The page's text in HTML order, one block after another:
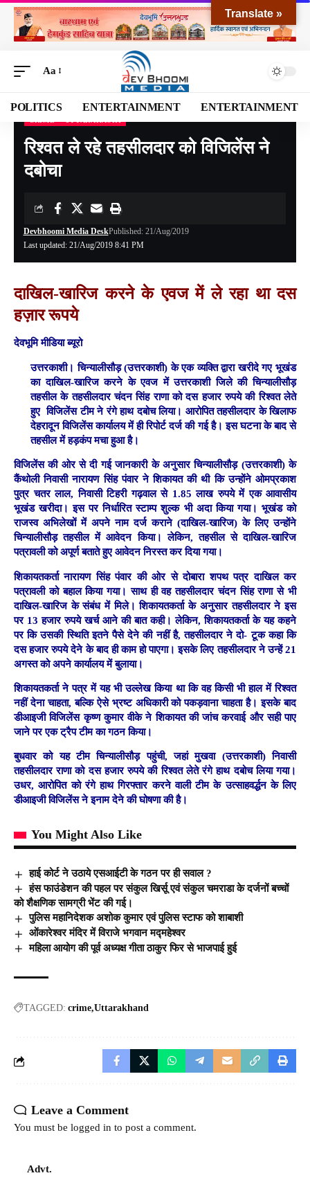
Aa
POLITICS ENTERTAINMENT ENTERTAINMENT
Devbhoomi Media>Blog>NATIONAL>UTTARAKHAND>UTTARAKASHI
रिश्‍वत ले रहे तहसीलदार को विजिलेंस ने
दबोचा
Last updated: 21/Aug/2019 8:41 PM
Devbhoomi Media DeskPublished: 21/Aug/2019
दाखिल-खारिज करने के एवज में ले रहा था दस
हज़ार रूपये
देवभूमि मीडिया ब्यूरो
उत्तरकाशी। चिन्यालीसौड़ (उत्तरकाशी) के एक व्यक्ति द्वारा खरीदे गए भूखंड
का दाखिल-खारिज करने के एवज में उत्तरकाशी जिले की चिन्यालीसौड़
तहसील के तहसीलदार चंदन सिंह राणा को दस हजार रुपये की रिश्वत लेते
हुए विजिलेंस टीम ने रंगे हाथ दबोच लिया। आरोपित तहसीलदार के खिलाफ
देहरादून विजिलेंस कार्यालय में ही रिपोर्ट दर्ज की गई है। इस घटना के बाद से
तहसील में हड़कंप मचा हुआ है।
विजिलेंस की ओर से दी गई जानकारी के अनुसार चिन्यालीसौड़ (उत्तरकाशी) के
कैंथोली निवासी नारायण सिंह पंवार ने शिकायत की थी कि उन्होंने ओमप्रकाश
पुत्र चतर लाल, निवासी टिहरी गढ़वाल से 1.85 लाख रुपये में एक आवासीय
भूखंड खरीदा। इस पर निर्धारित स्टाम्प शुल्क भी अदा किया गया। भूखंड को
राजस्व अभिलेखों में अपने नाम दर्ज कराने (दाखिल-खारिज) के लिए उन्होंने
चिन्यालीसौड़ तहसील में आवेदन किया। लेकिन, तहसील से दाखिल-खारिज
पत्रावली को अपूर्ण बताते हुए आवेदन निरस्त कर दिया गया।
शिकायतकर्ता नारायण सिंह पंवार की ओर से दोबारा शपथ पत्र दाखिल कर
पत्रावली को बहाल किया गया। साथ ही वह तहसीलदार चंदन सिंह राणा से भी
दाखिल-खारिज के संबंध में मिले। शिकायतकर्ता के अनुसार तहसीलदार ने इस
पर 13 हजार रुपये खर्च आने की बात कही। लेकिन, शिकायतकर्ता के यह कहने
पर कि उसकी स्थिति इतने पैसे देने की नहीं है, तहसीलदार ने दो- टूक कहा कि
दस हजार रुपये देने के बाद ही काम हो पाएगा। इसके लिए तहसीलदार ने उन्हें 21
अगस्त को अपने कार्यालय में बुलाया।
शिकायतकर्ता ने पत्र में यह भी उल्लेख किया था कि वह किसी भी हाल में रिश्वत
नहीं देना चाहता, बल्कि ऐसे भ्रष्ट अधिकारी को पकड़वाना चाहता है। इसके बाद
डीआइजी विजिलेंस कृष्ण कुमार वीके ने शिकायत की जांच करवाई और सही पाए
जाने पर एक ट्रैप टीम का गठन किया।
बुधवार को यह टीम चिन्यालीसौड़ पहुंची, जहां मुखवा (उत्तरकाशी) निवासी
तहसीलदार राणा को दस हजार रुपये की रिश्वत लेते रंगे हाथ दबोच लिया गया।
उधर, आरोपित को रंगे हाथ गिरफ्तार करने वाली टीम के उत्साहवर्द्धन के लिए
डीआइजी विजिलेंस ने इनाम देने की घोषणा की है।
You Might Also Like
हाई कोर्ट ने उठाये एसआईटी के गठन पर ही सवाल ?
हंस फाउंडेशन की पहल पर संकुल खिर्सू एवं संकुल चमराडा के दर्जनों बच्चों
को शैक्षणिक सामग्री भेंट की गई।
पुलिस महानिदेशक अशोक कुमार एवं पुलिस स्टाफ को शाबाशी
ओंकारेश्वर मंदिर में विराजे भगवान मद्महेश्वर
महिला आयोग की पूर्व अध्यक्ष गीता ठाकुर फिर से भाजपाई हुई
TAGGED: crime Uttarakhand
Leave a Comment
You must be logged in to post a comment.
Advt.
Translate »